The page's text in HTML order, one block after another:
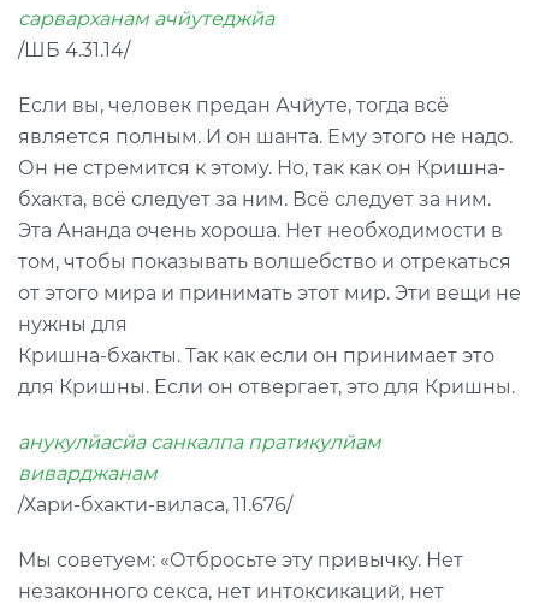
сарварханам ачйутеджйа
/ШБ 4.31.14/
Если вы, человек предан Ачйуте, тогда всё
является полным. И он шанта. Ему этого не надо.
Он не стремится к этому. Но, так как он Кришна-
бхакта, всё следует за ним. Всё следует за ним.
Эта Ананда очень хороша. Нет необходимости в
том, чтобы показывать волшебство и отрекаться
от этого мира и принимать этот мир. Эти вещи не
нужны для
Кришна-бхакты. Так как если он принимает это
для Кришны. Если он отвергает, это для Кришны.
анукулйасйа санкалпа пратикулйам
виварджанам
/Хари-бхакти-виласа, 11.676/
Мы советуем: «Отбросьте эту привычку. Нет
незаконного секса, нет интоксикаций, нет